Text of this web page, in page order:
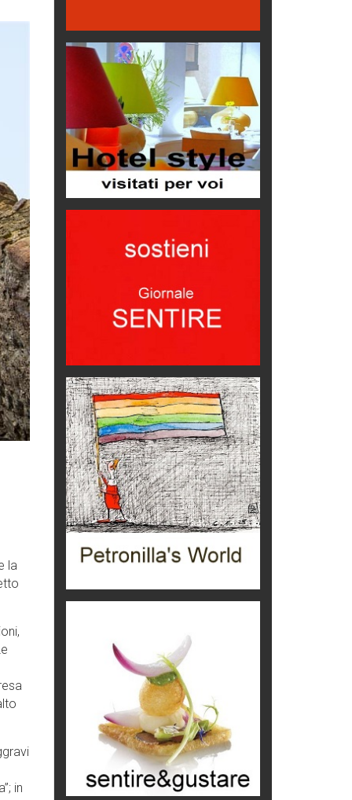
la
in
lode
Le nostre recensioni
Bolzano: L'Eisenhut Boutique
Oasi di piacere
Teodorico, sovrano illuminato
1500 anni dalla morte
Trentodoc Festival, bollicine di
Grecia, le donne di Olympos
Viaggi
Ecco come salvare il viaggio
aereo
imprevisti...
C'era una volta la legge per le
valli del silenzio
Idee per il futuro
Torre dell'Orso, mare di Puglia
itinerari italiani
Boboli, il giardino della botanica
Gioielli italiani
Menzogne di stato
Chi è, e come difendersi dallo
scammer
di Mirta B. Bono
Mio nonno, salvato dai russi
Storie...di storia
Macchine di guerra
Editoriale